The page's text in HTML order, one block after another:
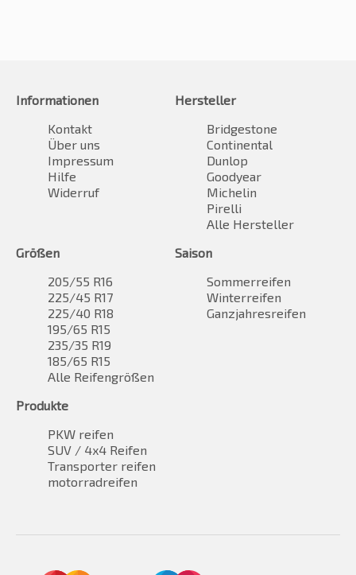
Informationen
Kontakt
Über uns
Impressum
Hilfe
Widerruf
Hersteller
Bridgestone
Continental
Dunlop
Goodyear
Michelin
Pirelli
Alle Hersteller
Größen
205/55 R16
225/45 R17
225/40 R18
195/65 R15
235/35 R19
185/65 R15
Alle Reifengrößen
Saison
Sommerreifen
Winterreifen
Ganzjahresreifen
Produkte
PKW reifen
SUV / 4x4 Reifen
Transporter reifen
motorradreifen